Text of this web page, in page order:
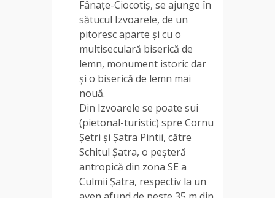
Fânațe-Ciocotiș, se ajunge în
sătucul Izvoarele, de un
pitoresc aparte și cu o
multiseculară biserică de
lemn, monument istoric dar
și o biserică de lemn mai
nouă.
Din Izvoarele se poate sui
(pietonal-turistic) spre Cornu
Șetri și Șatra Pintii, către
Schitul Șatra, o peșteră
antropică din zona SE a
Culmii Șatra, respectiv la un